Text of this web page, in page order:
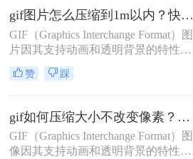
也越来越大，这不仅影响了加载速
度，还可能导致上传失败。因此，学
会动图太大了怎么压缩，同时保持良
好的视觉效果，显得尤为重要。本文
将介绍三种高效的GIF压缩方法，帮
助您轻松应对这一挑战。
gif图片怎么压缩到1m以内？快试试这二个压缩方法！
GIF（Graphics Interchange Format）图
片因其支持动画和透明背景的特性，
在网页、社交媒体和电子邮件中得到
了广泛应用。然而，GIF文件往往体
以满足特定的使用需求。那么gif图片
怎么压缩到1m以内呢？本文将介绍两
种将GIF图片压缩至1M以内的方法。
赞 踩
gif如何压缩大小不改变像素？二种有效压缩方法详解分享！
GIF（Graphics Interchange Format）图
像因其支持动画和透明背景的特性，